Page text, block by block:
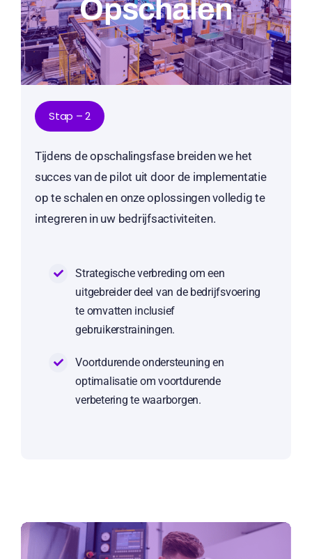
Opschalen
Stap – 2
Tijdens de opschalingsfase breiden we het
succes van de pilot uit door de implementatie
op te schalen en onze oplossingen volledig te
integreren in uw bedrijfsactiviteiten.
Strategische verbreding om een
uitgebreider deel van de bedrijfsvoering
te omvatten inclusief
gebruikerstrainingen.
Voortdurende ondersteuning en
optimalisatie om voortdurende
verbetering te waarborgen.